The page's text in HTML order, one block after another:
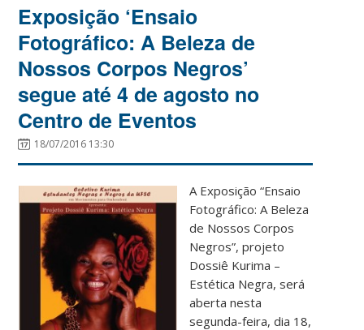
Exposição ‘Ensaio
Fotográfico: A Beleza de
Nossos Corpos Negros’
segue até 4 de agosto no
Centro de Eventos
18/07/2016 13:30
A Exposição “Ensaio
Fotográfico: A Beleza
de Nossos Corpos
Negros”, projeto
Dossiê Kurima –
Estética Negra, será
aberta nesta
segunda-feira, dia 18,